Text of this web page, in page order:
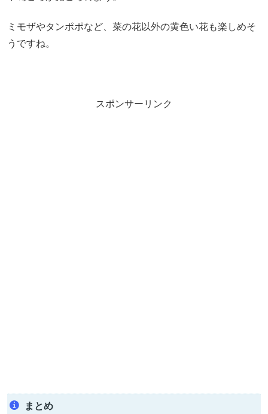
ミモザやタンポポなど、菜の花以外の黄色い花も楽しめそ
うですね。
スポンサーリンク
まとめ